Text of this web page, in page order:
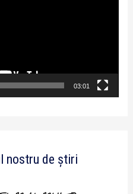
03:01
nostru de știri